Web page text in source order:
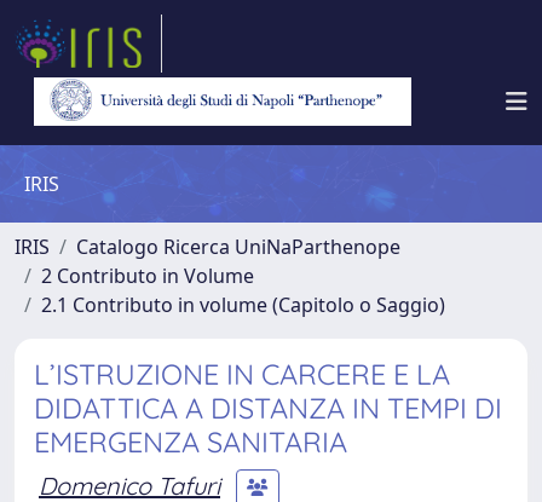
IRIS
IRIS
Catalogo Ricerca UniNaParthenope
2 Contributo in Volume
2.1 Contributo in volume (Capitolo o Saggio)
L’ISTRUZIONE IN CARCERE E LA
DIDATTICA A DISTANZA IN TEMPI DI
EMERGENZA SANITARIA
Domenico Tafuri